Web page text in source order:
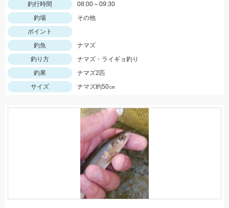
釣行時間
08:00～09:30
釣場
その他
ポイント
釣魚
ナマズ
釣り方
ナマズ・ライギョ釣り
釣果
ナマズ2匹
サイズ
ナマズ約50㎝